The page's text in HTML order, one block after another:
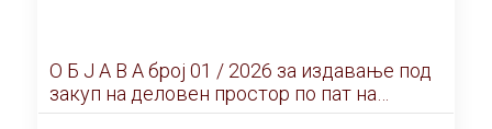
О Б Ј А В А брoj 01 / 2026 за издавање под
закуп на деловен простор по пат на
ЕЛЕКТРОНСКО ЈАВНО НАДДАВАЊЕ